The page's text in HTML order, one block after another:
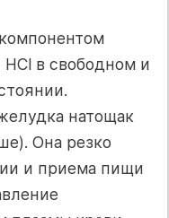
в свободном и
натощак
Она резко
и приема пищи